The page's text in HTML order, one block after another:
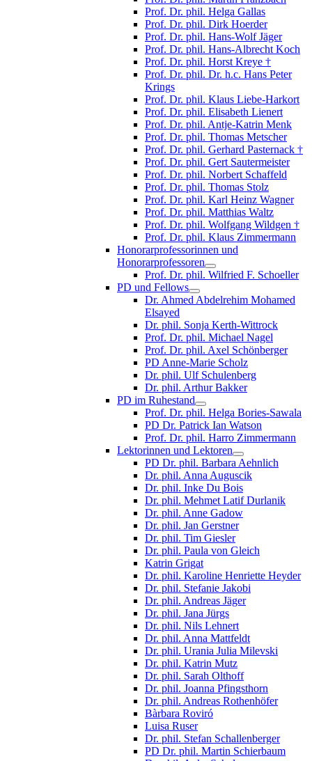
Prof. Dr. phil. Helga Gallas
Prof. Dr. phil. Dirk Hoerder
Prof. Dr. phil. Hans-Wolf Jäger
Prof. Dr. phil. Hans-Albrecht Koch
Prof. Dr. phil. Horst Kreye †
Prof. Dr. phil. Dr. h.c. Hans Peter
Krings
Prof. Dr. phil. Klaus Liebe-Harkort
Prof. Dr. phil. Elisabeth Lienert
Prof. Dr. phil. Antje-Katrin Menk
Prof. Dr. phil. Thomas Metscher
Prof. Dr. phil. Gerhard Pasternack †
Prof. Dr. phil. Gert Sautermeister
Prof. Dr. phil. Norbert Schaffeld
Prof. Dr. phil. Thomas Stolz
Prof. Dr. phil. Karl Heinz Wagner
Prof. Dr. phil. Matthias Waltz
Prof. Dr. phil. Wolfgang Wildgen †
Prof. Dr. phil. Klaus Zimmermann
Honorarprofessorinnen und
Honorarprofessoren
Prof. Dr. phil. Wilfried F. Schoeller
PD und Fellows
Dr. Ahmed Abdelrehim Mohamed
Elsayed
Dr. phil. Sonja Kerth-Wittrock
Prof. Dr. phil. Michael Nagel
Prof. Dr. phil. Axel Schönberger
PD Anne-Marie Scholz
Dr. phil. Ulf Schulenberg
Dr. phil. Arthur Bakker
PD im Ruhestand
Prof. Dr. phil. Helga Bories-Sawala
PD Dr. Patrick Ian Watson
Prof. Dr. phil. Harro Zimmermann
Lektorinnen und Lektoren
PD Dr. phil. Barbara Aehnlich
Dr. phil. Anna Auguscik
Dr. phil. Inke Du Bois
Dr. phil. Mehmet Latif Durlanik
Dr. phil. Anne Gadow
Dr. phil. Jan Gerstner
Dr. phil. Tim Giesler
Dr. phil. Paula von Gleich
Katrin Grigat
Dr. phil. Karoline Henriette Heyder
Dr. phil. Stefanie Jakobi
Dr. phil. Andreas Jäger
Dr. phil. Jana Jürgs
Dr. phil. Nils Lehnert
Dr. phil. Anna Mattfeldt
Dr. phil. Urania Julia Milevski
Dr. phil. Katrin Mutz
Dr. phil. Sarah Olthoff
Dr. phil. Joanna Pfingsthorn
Dr. phil. Andreas Rothenhöfer
Bàrbara Roviró
Luisa Ruser
Dr. phil. Stefan Schallenberger
PD Dr. phil. Martin Schierbaum